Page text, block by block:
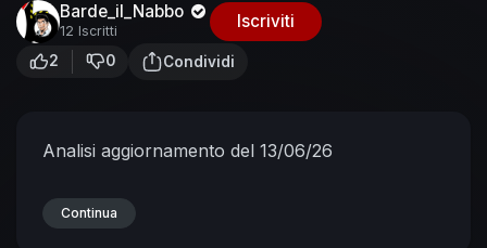
Barde_il_Nabbo
12 Iscritti Iscriviti
2 0 Condividi
Analisi aggiornamento del 13/06/26
Continua